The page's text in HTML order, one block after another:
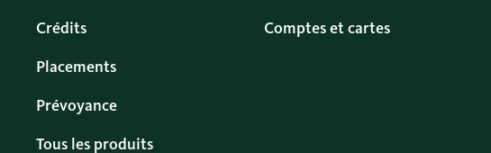
Crédits
Placements
Prévoyance
Tous les produits
Comptes et cartes